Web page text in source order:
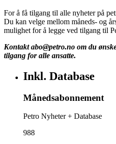
For å få tilgang til alle nyheter på
Du kan velge mellom måneds- og
mulighet for å legge ved tilgang til
Kontakt abo@petro.no om du
tilgang for alle ansatte.
Inkl. Database
Månedsabonnement
Petro Nyheter + Database
988